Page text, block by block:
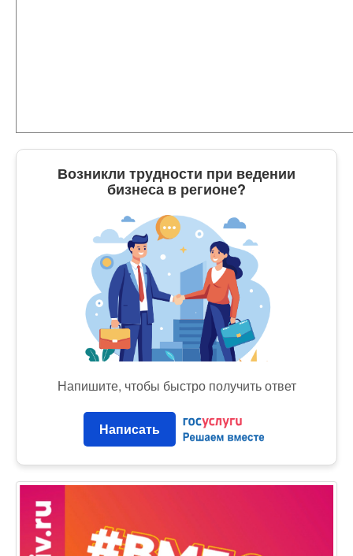
Возникли трудности при ведении
бизнеса в регионе?
Напишите, чтобы быстро получить ответ
Написать